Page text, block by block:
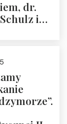
dr.
i